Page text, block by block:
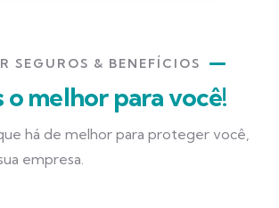
SEGUROS & BENEFÍCIOS
o melhor para você!
há de melhor para proteger você,
empresa.